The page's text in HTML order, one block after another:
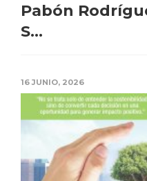
Pabón
S...
16 JUNIO, 2026